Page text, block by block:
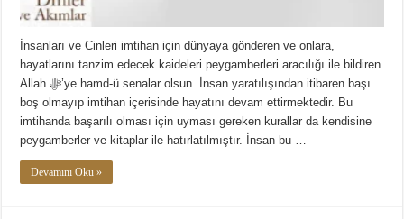
İnsanları ve Cinleri imtihan için dünyaya gönderen ve onlara,
hayatlarını tanzim edecek kaideleri peygamberleri aracılığı ile bildiren
Allah ﷻ’ye hamd-ü senalar olsun. İnsan yaratılışından itibaren başı
boş olmayıp imtihan içerisinde hayatını devam ettirmektedir. Bu
imtihanda başarılı olması için uyması gereken kurallar da kendisine
peygamberler ve kitaplar ile hatırlatılmıştır. İnsan bu …
Devamını Oku »